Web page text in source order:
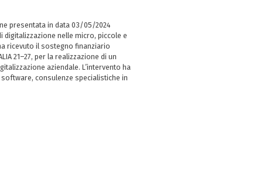
presentata in data 03/05/2024
digitalizzazione nelle micro, piccole e
ricevuto il sostegno finanziario
21–27, per la realizzazione di un
aziendale. L’intervento ha
consulenze specialistiche in